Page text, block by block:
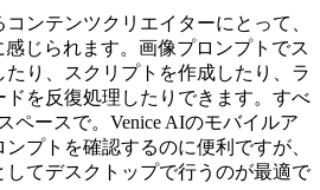
ンテンツクリエイターにとって、
感じられます。画像プロンプトでス
たり、スクリプトを作成したり、ラ
ドを反復処理したりできます。すべ
ペースで。Venice AIのモバイルア
プトを確認するのに便利ですが、
てデスクトップで行うのが最適で